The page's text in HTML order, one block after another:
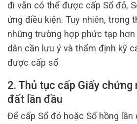
đi vẫn có thể được cấp Sổ đỏ,
ứng điều kiện. Tuy nhiên, trong
những trường hợp phức tạp
dân cần lưu ý và thẩm định kỹ
được cấp sổ
2. Thủ tục cấp Giấy chứng
đất lần đầu
Để cấp Sổ đỏ hoặc Sổ hồng lần